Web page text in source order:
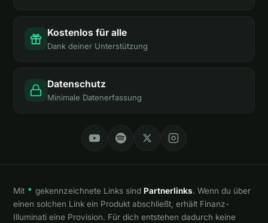
Kostenlos für alle
Dank deiner Unterstützung
Datenschutz
Minimale Datenerfassung
Mit * gekennzeichnete Links sind Partnerlinks. Wenn du über
einen solchen Link ein Produkt abschließt, erhält Finanz-
Illuminati eine Provision. Für dich entstehen dadurch keine